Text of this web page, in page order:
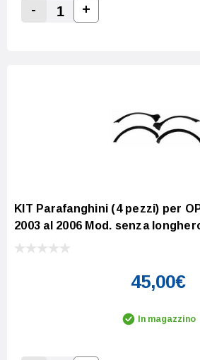
Decrease Quantity:
-
Increase Quantity:
+
KIT Parafanghini (4 pezzi) per
2003 al 2006 Mod. senza
45,00€
In magazzino